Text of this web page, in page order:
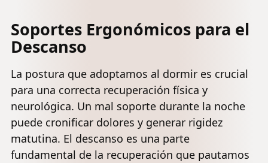
Soportes Ergonómicos para el
Descanso
La postura que adoptamos al dormir es crucial
para una correcta recuperación física y
neurológica. Un mal soporte durante la noche
puede cronificar dolores y generar rigidez
matutina. El descanso es una parte
fundamental de la recuperación que pautamos